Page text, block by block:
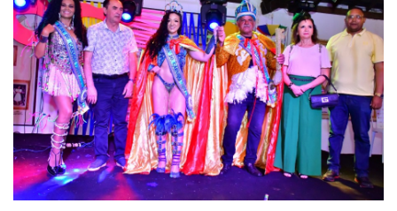
Vídeos
Webmail
Contato